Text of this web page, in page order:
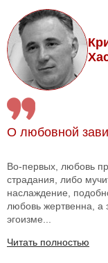
О любовной
Во-первых, любовь
страдания, либо
наслаждение,
любовь жертвенна, а
эгоизме...
Читать полностью